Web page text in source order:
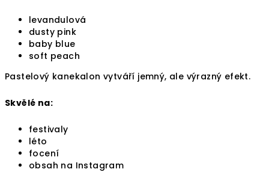
levandulová
dusty pink
baby blue
soft peach
Pastelový kanekalon vytváří jemný, ale výrazný efekt.
Skvělé na:
festivaly
léto
focení
obsah na Instagram